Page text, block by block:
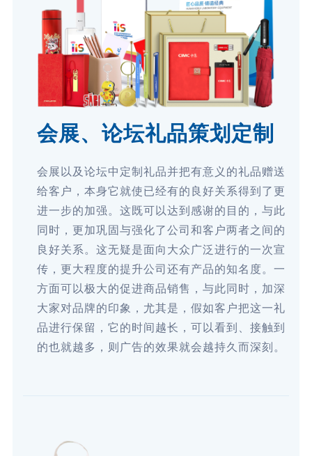
会展、论坛礼品策划定制
会展以及论坛中定制礼品并把有意义的礼品赠送
给客户，本身它就使已经有的良好关系得到了更
进一步的加强。这既可以达到感谢的目的，与此
同时，更加巩固与强化了公司和客户两者之间的
良好关系。这无疑是面向大众广泛进行的一次宣
传，更大程度的提升公司还有产品的知名度。一
方面可以极大的促进商品销售，与此同时，加深
大家对品牌的印象，尤其是，假如客户把这一礼
品进行保留，它的时间越长，可以看到、接触到
的也就越多，则广告的效果就会越持久而深刻。